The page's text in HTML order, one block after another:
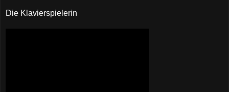
Die Klavierspielerin